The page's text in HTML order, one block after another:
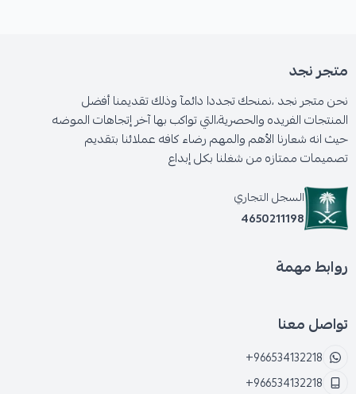
متجر نجد
نحن متجر نجد ،نمنحك تجددا دائمآ وذلك تقديمنا أفضل
المنتجات الفريده والحصرية،التي تواكب بها آخر إتجاهات الموضه
حيث انه شعارنا الأهم والمهم رضاء كافه عملائنا بتقديم
تصميمات ممتازه من شغلنا بكل إبداع
السجل التجاري
4650211198
روابط مهمة
تواصل معنا
+966534132218
+966534132218